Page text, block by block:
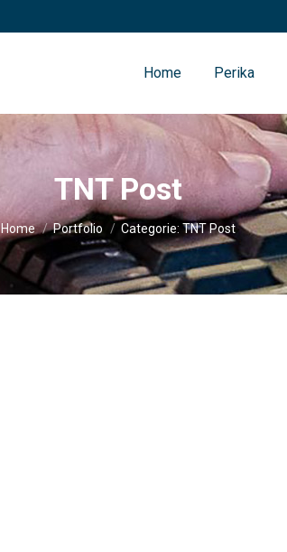
Home Perika
TNT Post
Je bent hier:
Home Portfolio Categorie: TNT Post